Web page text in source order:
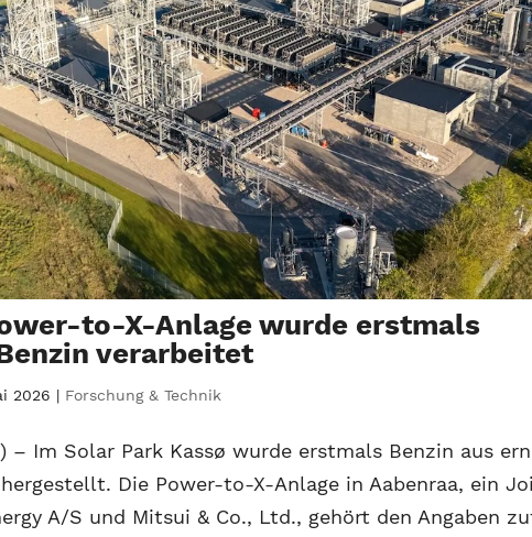
to-X-Anlage wurde erstmals
verarbeitet
2026 | Forschung & Technik
– Im Solar Park Kassø wurde erstmals Benzin aus
Die Power-to-X-Anlage in Aabenraa, ein
A/S und Mitsui & Co., Ltd., gehört den Angaben